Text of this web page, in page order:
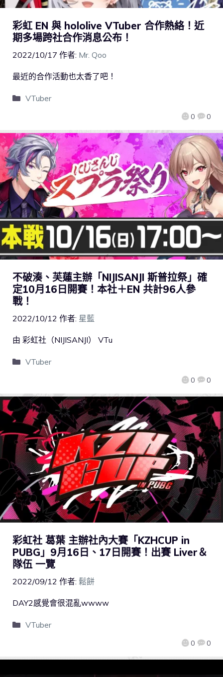
彩虹 EN 與 hololive VTuber 合作熱絡！近
期多場跨社合作消息公布！
2022/10/17 作者: Mr. Qoo
0 0
最近的合作活動也太香了吧！
VTuber
不破湊、芙蓮主辦「NIJISANJI 斯普拉祭」確
定10月16日開賽！本社＋EN 共計96人參
戰！
2022/10/12 作者: 星藍
0 0
由 彩虹社（NIJISANJI） VTu
VTuber
彩虹社 葛葉 主辦社內大賽「KZHCUP in
PUBG」9月16日、17日開賽！出賽 Liver＆
隊伍 一覽
2022/09/12 作者: 鬆餅
0 0
DAY2感覺會很混亂wwww
VTuber